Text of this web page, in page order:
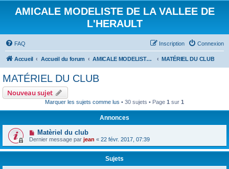
AMICALE MODELISTE DE LA VALLEE DE
L'HERAULT
FAQ Connexion
Inscription
Accueil Accueil du forum AMICALE MODELISTE DE LA VALLEE DE L'HERAULT MATÉRIEL DU CLUB
MATÉRIEL DU CLUB
Nouveau sujet
Marquer les sujets comme lus • 30 sujets • Page 1 sur 1
Annonces
Matèriel du club
Dernier message par jean « 22 févr. 2017, 07:39
Sujets